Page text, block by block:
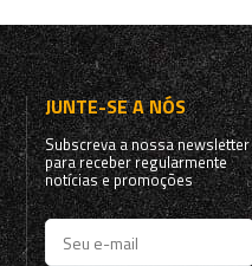
JUNTE-SE A NÓS
Subscreva a nossa newsletter
para receber regularmente
notícias e promoções